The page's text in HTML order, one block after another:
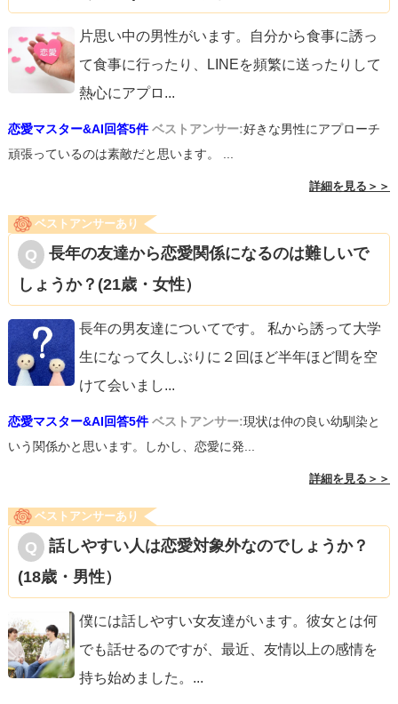
片思い中の男性がいます。自分から食事に誘っ
て食事に行ったり、LINEを頻繁に送ったりして
熱心にアプロ ...
恋愛マスター&AI回答5件 ベストアンサー:好きな男性にアプローチ
頑張っているのは素敵だと思います。 ...
詳細を見る＞＞
ベストアンサーあり
長年の友達から恋愛関係になるのは難しいで
しょうか？(21歳・女性）
長年の男友達についてです。 私から誘って大学
生になって久しぶりに２回ほど半年ほど間を空
けて会いまし...
恋愛マスター&AI回答5件 ベストアンサー:現状は仲の良い幼馴染と
いう関係かと思います。しかし、恋愛に発...
詳細を見る＞＞
ベストアンサーあり
話しやすい人は恋愛対象外なのでしょうか？
(18歳・男性）
僕には話しやすい女友達がいます。彼女とは何
でも話せるのですが、最近、友情以上の感情を
持ち始めました。 ...